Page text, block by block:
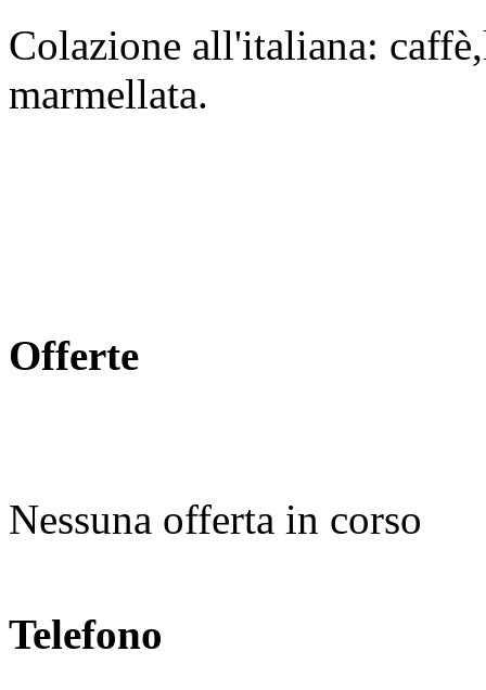
Colazione all'italiana:
marmellata.
Offerte
Nessuna offerta in corso
Telefono